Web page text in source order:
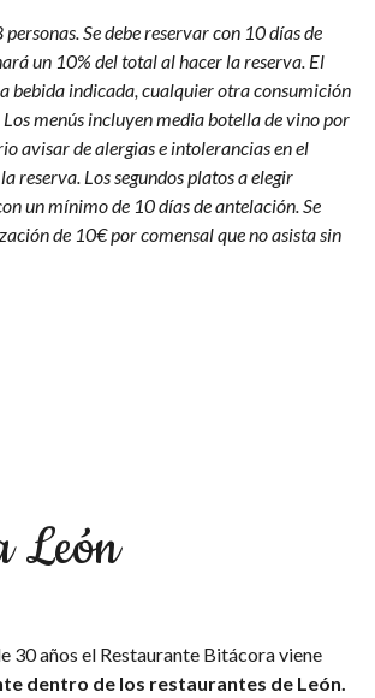
Se debe reservar con 10 días de
un 10% del total al hacer la reserva. El
bebida indicada, cualquier otra consumición
menús incluyen media botella de vino por
avisar de alergias e intolerancias en el
reserva. Los segundos platos a elegir
un mínimo de 10 días de antelación. Se
de 10€ por comensal que no asista sin
León
30 años el Restaurante Bitácora viene
dentro de los restaurantes de León.